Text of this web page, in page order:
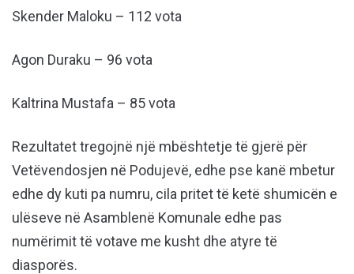
Skender Maloku – 112 vota
Agon Duraku – 96 vota
Kaltrina Mustafa – 85 vota
Rezultatet tregojnë një mbështetje të gjerë për
Vetëvendosjen në Podujevë, edhe pse kanë mbetur
edhe dy kuti pa numru, cila pritet të ketë shumicën e
ulëseve në Asamblenë Komunale edhe pas
numërimit të votave me kusht dhe atyre të
diasporës.